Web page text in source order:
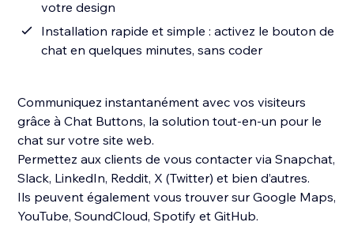
votre design
Installation rapide et simple : activez le bouton de
chat en quelques minutes, sans coder
Communiquez instantanément avec vos visiteurs
grâce à Chat Buttons, la solution tout-en-un pour le
chat sur votre site web.
Permettez aux clients de vous contacter via Snapchat,
Slack, LinkedIn, Reddit, X (Twitter) et bien d’autres.
Ils peuvent également vous trouver sur Google Maps,
YouTube, SoundCloud, Spotify et GitHub.